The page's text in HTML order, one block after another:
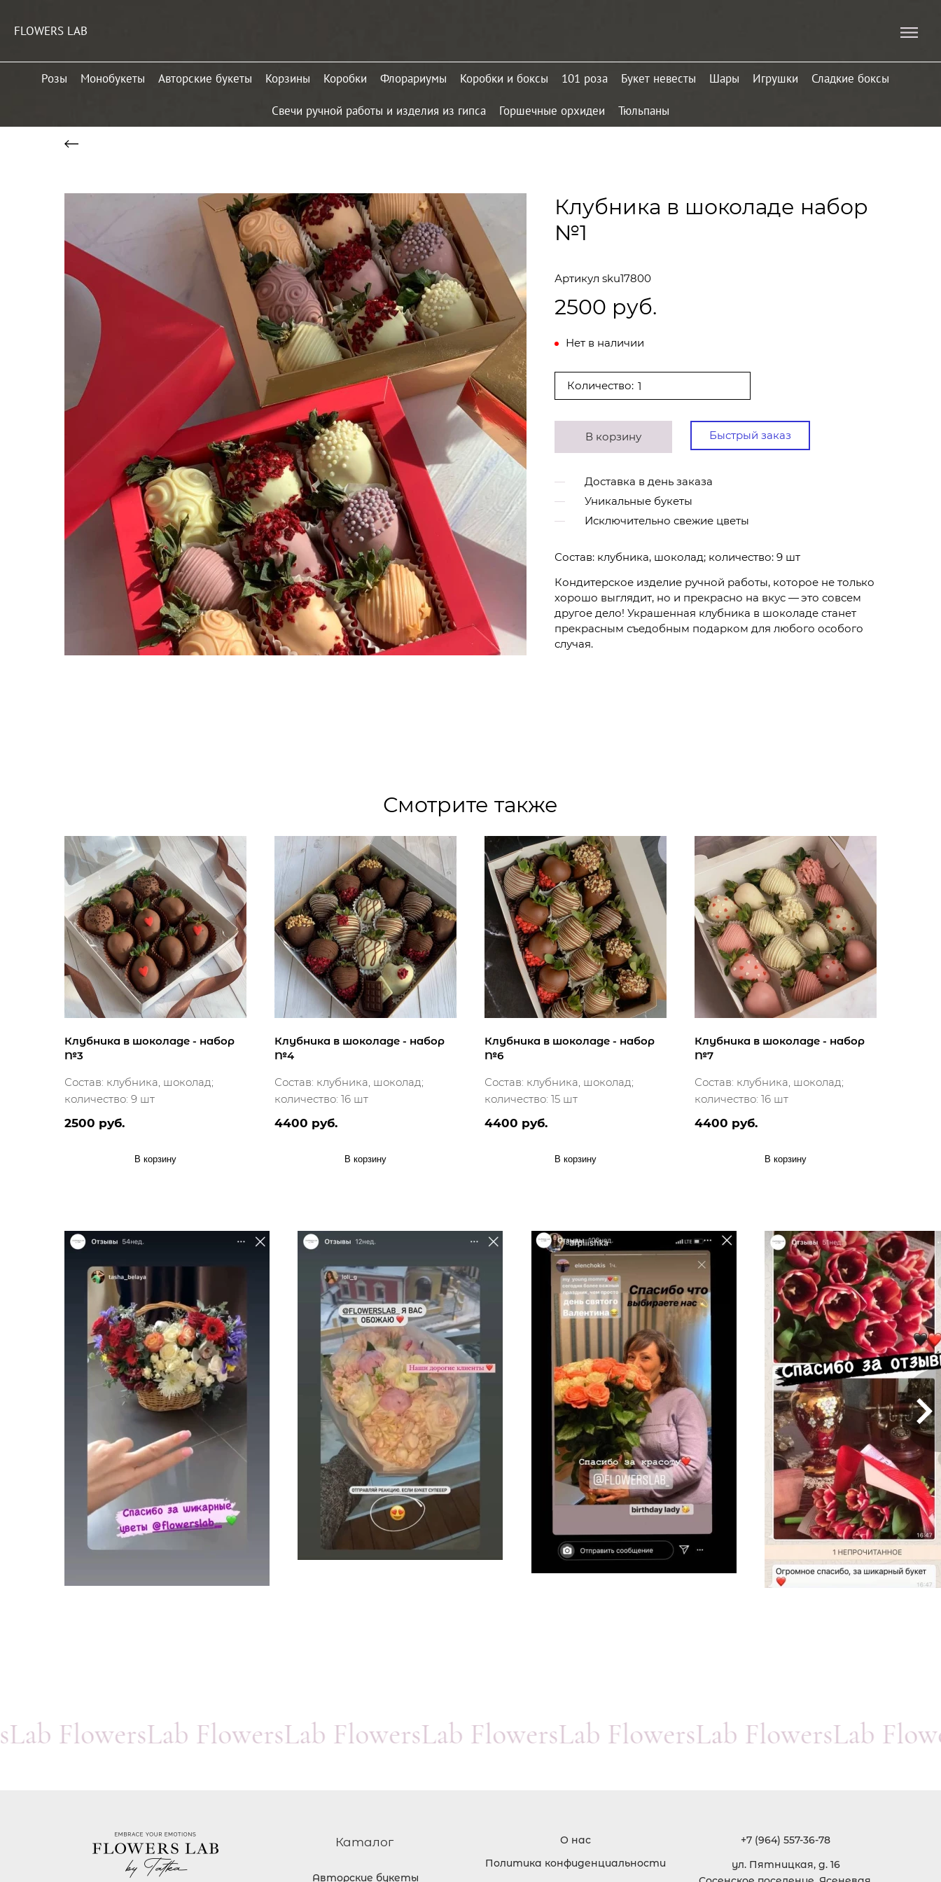
FLOWERS LAB
Розы Монобукеты Авторские букеты Корзины Коробки Флорариумы Коробки и боксы 101 роза Букет невесты Шары Игрушки Сладкие боксы
Свечи ручной работы и изделия из гипса Горшечные орхидеи Тюльпаны
Клубника в шоколаде набор
№1
Артикул sku17800
2500 руб.
Нет в наличии
Количество:
В корзину Быстрый заказ
Доставка в день заказа
Уникальные букеты
Исключительно свежие цветы
Состав: клубника, шоколад; количество: 9 шт
Кондитерское изделие ручной работы, которое не только
хорошо выглядит, но и прекрасно на вкус — это совсем
другое дело! Украшенная клубника в шоколаде станет
прекрасным съедобным подарком для любого особого
случая.
Смотрите также
Клубника в шоколаде - набор
№3
Состав: клубника, шоколад;
количество: 9 шт
2500 руб.
В корзину
Клубника в шоколаде - набор
№4
Состав: клубника, шоколад;
количество: 16 шт
4400 руб.
В корзину
Клубника в шоколаде - набор
№6
Состав: клубника, шоколад;
количество: 15 шт
4400 руб.
В корзину
Клубника в шоколаде - набор
№7
Состав: клубника, шоколад;
количество: 16 шт
4400 руб.
В корзину
FlowersLab FlowersLab FlowersLab FlowersLab FlowersLab FlowersLab
Каталог
Авторские букеты
О нас
Политика конфиденциальности
+7 (964) 557-36-78
ул. Пятницкая, д. 16